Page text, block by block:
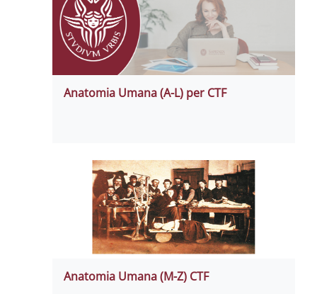
Anatomia Umana (A-L) per CTF
Anatomia Umana (M-Z) CTF